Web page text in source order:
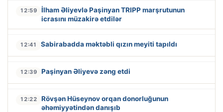
12:59
İlham Əliyevlə Paşinyan TRIPP marşrutunun
icrasını müzakirə etdilər
12:41 Sabirabadda məktəbli qızın meyiti tapıldı
12:39 Paşinyan Əliyevə zəng etdi
12:22
Rövşən Hüseynov orqan donorluğunun
əhəmiyyətindən danışıb